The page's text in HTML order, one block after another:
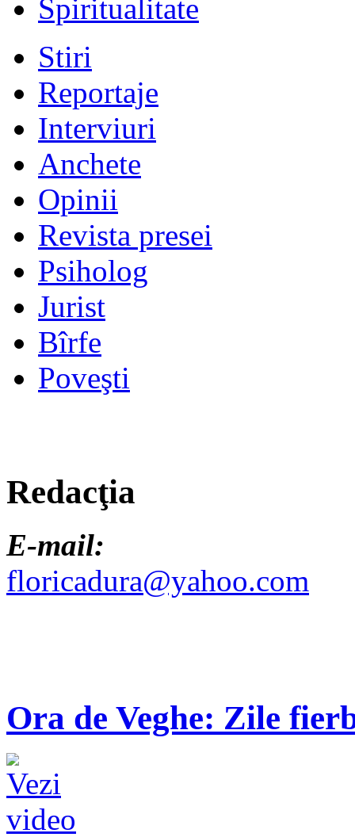
Spiritualitate
Stiri
Reportaje
Interviuri
Anchete
Opinii
Revista presei
Psiholog
Jurist
Bîrfe
Poveşti
Redacţia
E-mail:
floricadura@yahoo.com
Ora de Veghe: Zile